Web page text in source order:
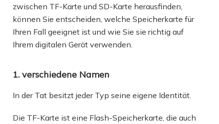
zwischen TF-Karte und SD-Karte herausfinden,
können Sie entscheiden, welche Speicherkarte für
Ihren Fall geeignet ist und wie Sie sie richtig auf
Ihrem digitalen Gerät verwenden.
1. verschiedene Namen
In der Tat besitzt jeder Typ seine eigene Identität.
Die TF-Karte ist eine Flash-Speicherkarte, die auch